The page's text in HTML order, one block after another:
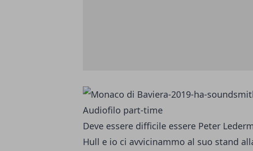
Audiofilo part-time
Deve essere difficile essere Peter
Hull e io ci avvicinammo al suo stand